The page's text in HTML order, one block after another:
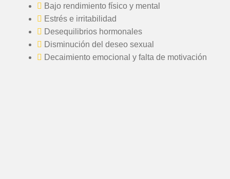
Bajo rendimiento físico y mental
Estrés e irritabilidad
Desequilibrios hormonales
Disminución del deseo sexual
Decaimiento emocional y falta de motivación